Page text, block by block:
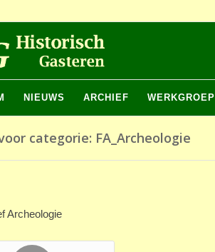
NIEUWS ARCHIEF WERKGROEP
categorie: FA_Archeologie
Archeologie